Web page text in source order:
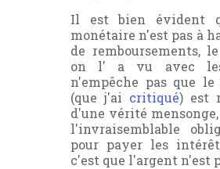
Il est bien évident
monétaire n'est pas à
de remboursements,
on l' a vu avec les
n'empêche pas que
(que j'ai critiqué) est
d'une vérité
l'invraisemblable
pour payer les
c'est que l'argent n'est